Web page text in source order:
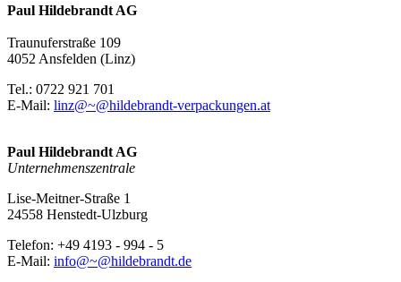
Paul Hildebrandt AG
Traunuferstraße 109
4052 Ansfelden (Linz)
Tel.: 0722 921 701
E-Mail: linz@~@hildebrandt-verpackungen.at
Paul Hildebrandt AG
Unternehmenszentrale
Lise-Meitner-Straße 1
24558 Henstedt-Ulzburg
Telefon: +49 4193 - 994 - 5
E-Mail: info@~@hildebrandt.de